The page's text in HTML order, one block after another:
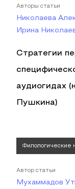
Авторы статьи
Николаева
Ирина
Стратегии
аудиогидах
Пушкина)
Филологические
Автор статьи
Мухаммадов